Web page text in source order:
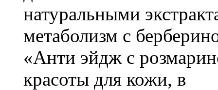
натуральными
метаболизм с
«Анти эйдж с
красоты для кожи, в